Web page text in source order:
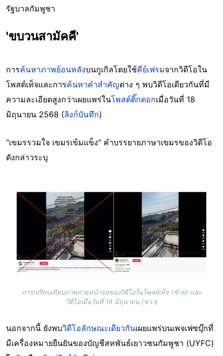
รัฐบาลกัมพูชา
'ขบวนสามัคคี'
การค้นหาภาพย้อนหลังบนกูเกิลโดยใช้คีย์เฟรมจากวิดีโอใน
โพสต์เท็จและการค้นหาคำสำคัญต่าง ๆ พบวิดีโอเดียวกันที่มี
ความละเอียดสูงกว่าเผยแพร่ในโพสต์ติ๊กตอกเมื่อวันที่ 18
มิถุนายน 2568 (ลิงก์บันทึก)
"เขมรรวมใจ เขมรเข้มแข็ง" คำบรรยายภาษาเขมรของวิดีโอ
ดังกล่าวระบุ
Image
การเปรียบเทียบภาพถ่ายหน้าจอของวิดีโอในโพสต์เท็จ (ซ้าย) และ
วิดีโอเมื่อวันที่ 18 มิถุนายน (ขวา)
นอกจากนี้ ยังพบวิดีโอลักษณะเดียวกันเผยแพร่บนเพจเฟซบุ๊กที่
มีเครื่องหมายยืนยันของบัญชีสหพันธ์เยาวชนกัมพูชา (UYFC)